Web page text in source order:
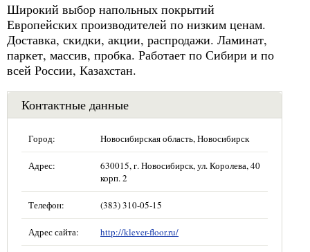
Широкий выбор напольных покрытий
Европейских производителей по низким ценам.
Доставка, скидки, акции, распродажи. Ламинат,
паркет, массив, пробка. Работает по Сибири и по
всей России, Казахстан.
Контактные данные
Город: Новосибирская область, Новосибирск
Адрес:
630015, г. Новосибирск, ул. Королева, 40
корп. 2
Телефон: (383) 310-05-15
Адрес сайта: http://klever-floor.ru/